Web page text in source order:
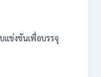
ข่งขันเพื่อบรรจุ